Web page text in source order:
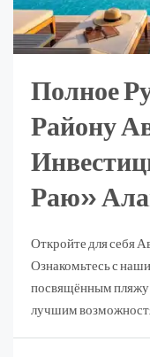
Полное
Району
Раю»
Откройте для себя
Ознакомьтесь с
посвящённым
лучшим